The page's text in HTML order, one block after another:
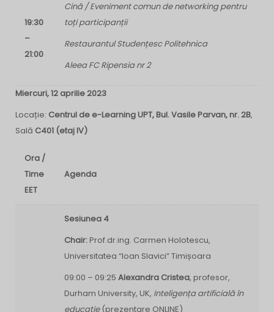
19:30
–
21:00
Cină / Eveniment comun de networking pentru
toți participanții
Restaurantul Studențesc Politehnica
Aleea FC Ripensia nr 2
Miercuri, 12 aprilie 2023
Locație: Centrul de e-Learning UPT, Bul. Vasile Parvan, nr. 2B,
Sală C401 (etaj IV)
Ora /
Time
EET
Agenda
Sesiunea 4
Chair: Prof.dr.ing. Carmen Holotescu,
Universitatea “Ioan Slavici” Timișoara
09:00 – 09:25 Alexandra Cristea, profesor,
Durham University, UK, Inteligența artificială în
educație(prezentare ONLINE)